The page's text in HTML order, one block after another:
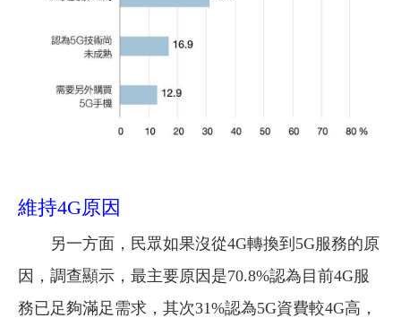
維持4G原因
另一方面，民眾如果沒從4G轉換到5G服務的原
因，調查顯示，最主要原因是70.8%認為目前4G服
務已足夠滿足需求，其次31%認為5G資費較4G高，